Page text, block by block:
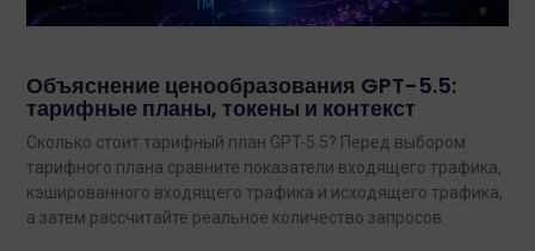
Объяснение ценообразования GPT-5.5:
тарифные планы, токены и контекст
Сколько стоит тарифный план GPT-5.5? Перед выбором
тарифного плана сравните показатели входящего трафика,
кэшированного входящего трафика и исходящего трафика,
а затем рассчитайте реальное количество запросов.